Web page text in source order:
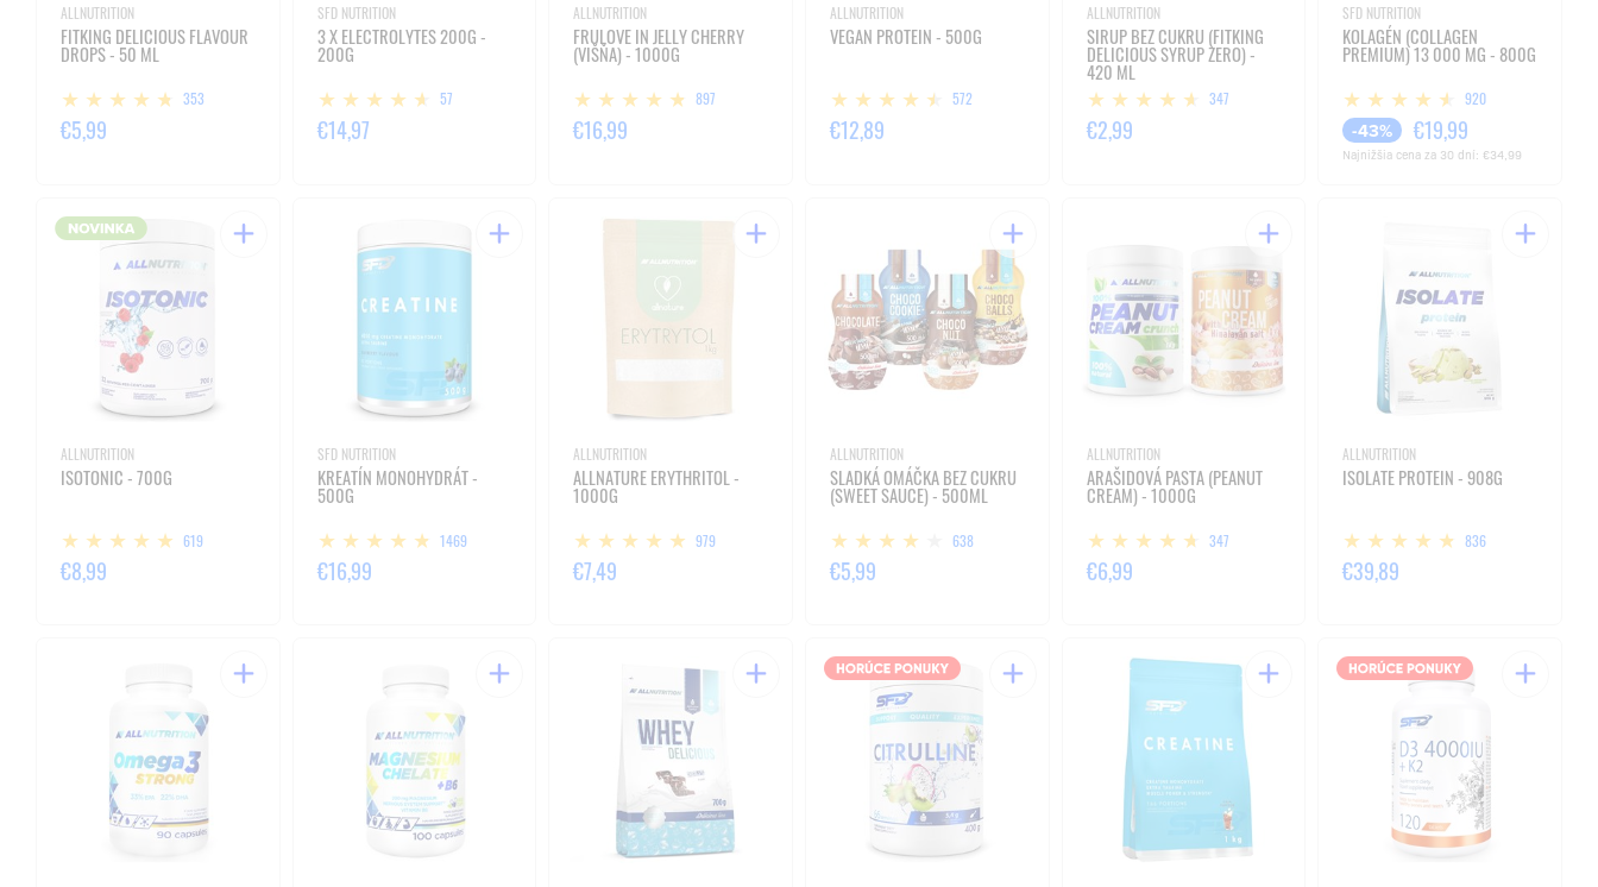
ALLNUTRITION
FITKING DELICIOUS FLAVOUR
DROPS - 50 ML
353
€5,99
SFD NUTRITION
3 X ELECTROLYTES 200G -
200G
57
€14,97
ALLNUTRITION
FRULOVE IN JELLY CHERRY
(VIŠŇA) - 1000G
897
€16,99
ALLNUTRITION
VEGAN PROTEIN - 500G
572
€12,89
ALLNUTRITION
SIRUP BEZ CUKRU (FITKING
DELICIOUS SYRUP ZERO) -
420 ML
347
€2,99
SFD NUTRITION
KOLAGÉN (COLLAGEN
PREMIUM) 13 000 MG - 800G
920
-43% €19,99
Najnižšia cena za 30 dní: €34,99
ALLNUTRITION
ISOTONIC - 700G
619
€8,99
SFD NUTRITION
KREATÍN MONOHYDRÁT -
500G
1469
€16,99
ALLNUTRITION
ALLNATURE ERYTHRITOL -
1000G
979
€7,49
ALLNUTRITION
SLADKÁ OMÁČKA BEZ CUKRU
(SWEET SAUCE) - 500ML
638
€5,99
ALLNUTRITION
ARAŠIDOVÁ PASTA (PEANUT
CREAM) - 1000G
347
€6,99
ALLNUTRITION
ISOLATE PROTEIN - 908G
836
€39,89